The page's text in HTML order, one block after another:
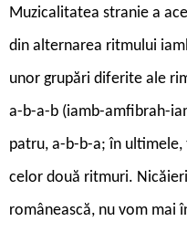
Muzicalitatea stranie a
din alternarea ritmului
unor grupări diferite ale
a-b-a-b (iamb-amfibrah-
patru, a-b-b-a; în
celor două ritmuri.
românească, nu vom mai